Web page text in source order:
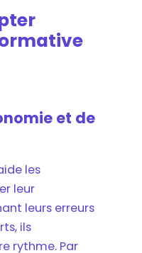
et de
les
leur
leurs erreurs
ils
rythme. Par